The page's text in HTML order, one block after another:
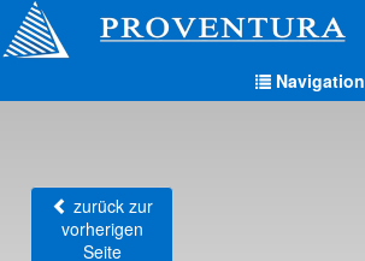
Navigation
zurück zur
vorherigen
Seite